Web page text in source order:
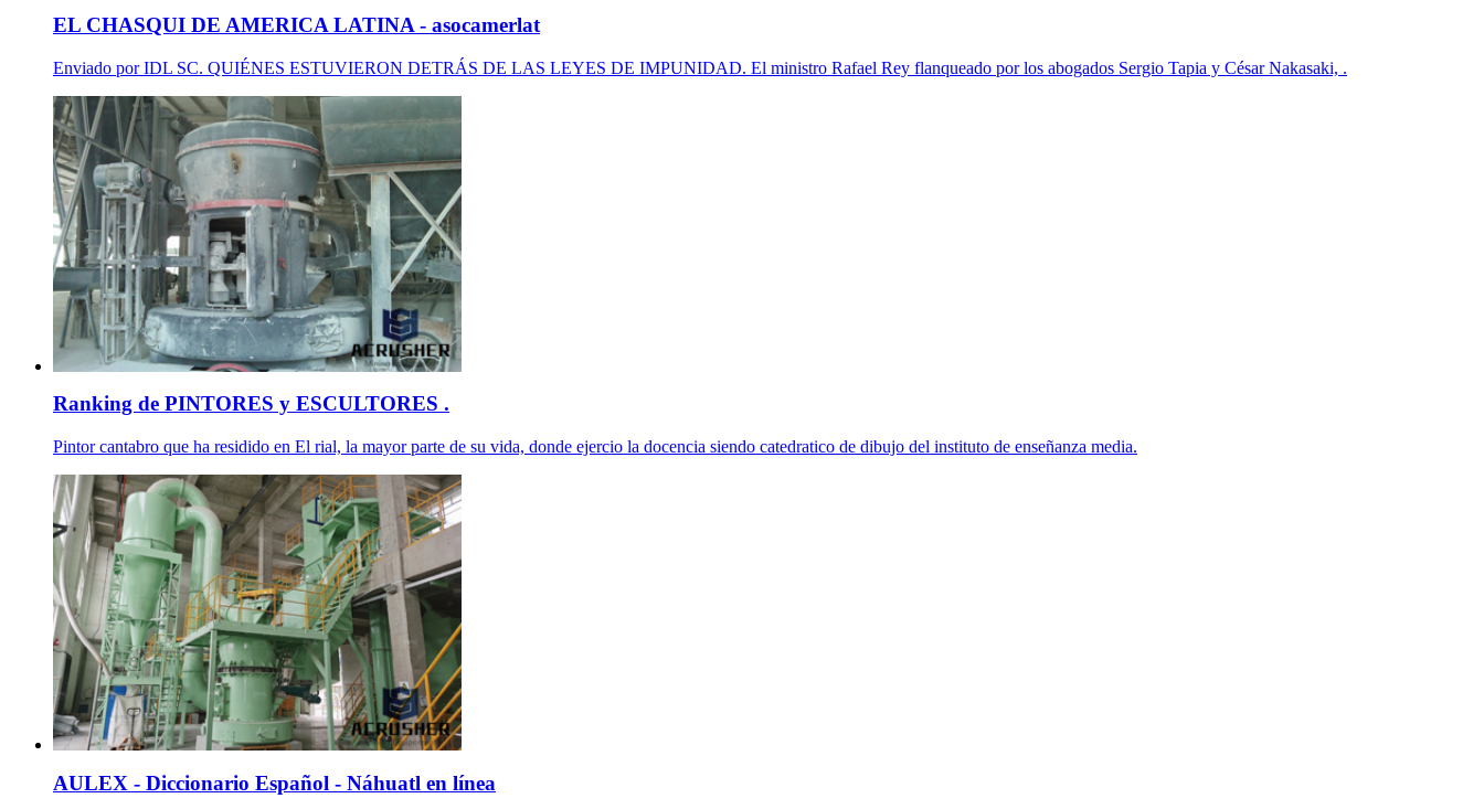
EL CHASQUI DE AMERICA LATINA - asocamerlat
Enviado por IDL SC. QUIÉNES ESTUVIERON DETRÁS DE LAS LEYES DE IMPUNIDAD. El ministro Rafael Rey flanqueado por los abogados Sergio Tapia y César Nakasaki, .
Ranking de PINTORES y ESCULTORES .
Pintor cantabro que ha residido en El rial, la mayor parte de su vida, donde ejercio la docencia siendo catedratico de dibujo del instituto de enseñanza media.
AULEX - Diccionario Español - Náhuatl en línea